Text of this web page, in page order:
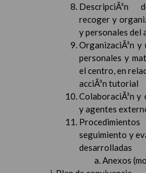
DescripciÃ³n
recoger y
y personales del
OrganizaciÃ³n
personales y
el centro, en
acciÃ³n tutorial
ColaboraciÃ³n y
y agentes
seguimiento y
desarrolladas
Anexos